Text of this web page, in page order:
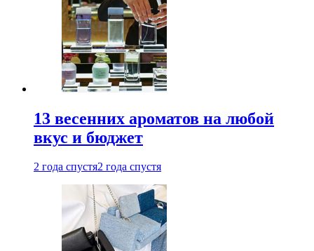
13 весенних ароматов на любой
вкус и бюджет
2 года спустя2 года спустя